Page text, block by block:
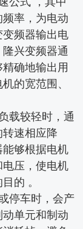
率，为电动
频器输出电
兴变频器通
确地输出用
的宽范围、
载较轻时，通
速相应降
够根据电机
压，使电机
的 。
停车时，会产
单元和制动